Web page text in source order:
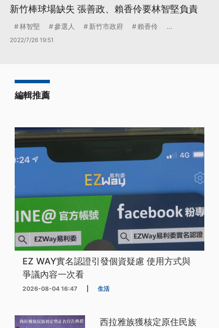
新竹棒球場缺失 張善政、賴香伶要林智堅負責
林智堅 參選人 新竹市政府 賴香伶 ...
2022/7/26 19:51
編輯推薦
EZ WAY實名認證引發個資疑慮 使用方式與
爭議內容一次看
2026-08-04 16:47 生活
西拉雅族獲核定原住民族